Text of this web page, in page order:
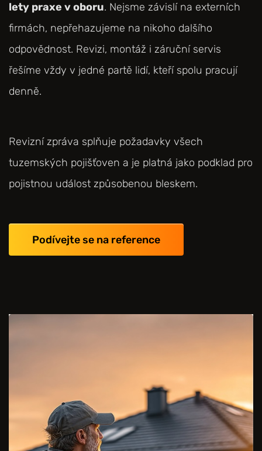
lety praxe v oboru. Nejsme závislí na externích
firmách, nepřehazujeme na nikoho dalšího
odpovědnost. Revizi, montáž i záruční servis
řešíme vždy v jedné partě lidí, kteří spolu pracují
denně.
Revizní zpráva splňuje požadavky všech
tuzemských pojišťoven a je platná jako podklad pro
pojistnou událost způsobenou bleskem.
Podívejte se na reference